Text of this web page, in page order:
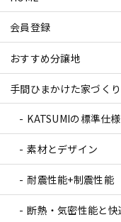
会員登録
おすすめ分譲地
手間ひまかけた家づくり
KATSUMIの標準仕
素材とデザイン
耐震性能+制震性能
断熱・気密性能と快